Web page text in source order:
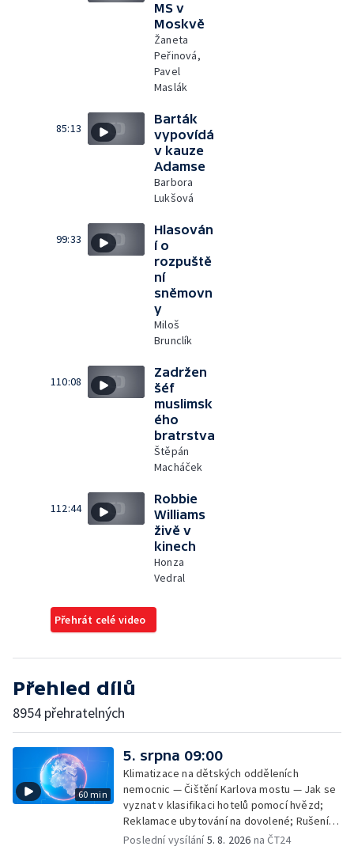
MS v
Moskvě
Žaneta
Peřinová,
Pavel
Maslák
85:13
Barták
vypovídá
v kauze
Adamse
Barbora
Lukšová
99:33
Hlasován
í o
rozpuště
ní
sněmovn
y
Miloš
Brunclík
110:08
Zadržen
šéf
muslimsk
ého
bratrstva
Štěpán
Macháček
112:44
Robbie
Williams
živě v
kinech
Honza
Vedral
Přehrát celé video
Přehled dílů
8954 přehratelných
60 min
5. srpna 09:00
Klimatizace na dětských odděleních
nemocnic — Čištění Karlova mostu — Jak se
vyznat v klasifikaci hotelů pomocí hvězd;
Reklamace ubytování na dovolené; Rušení
dovolené kvůli přírodním živlům; Práva
Poslední vysílání5. 8. 2026 na ČT24